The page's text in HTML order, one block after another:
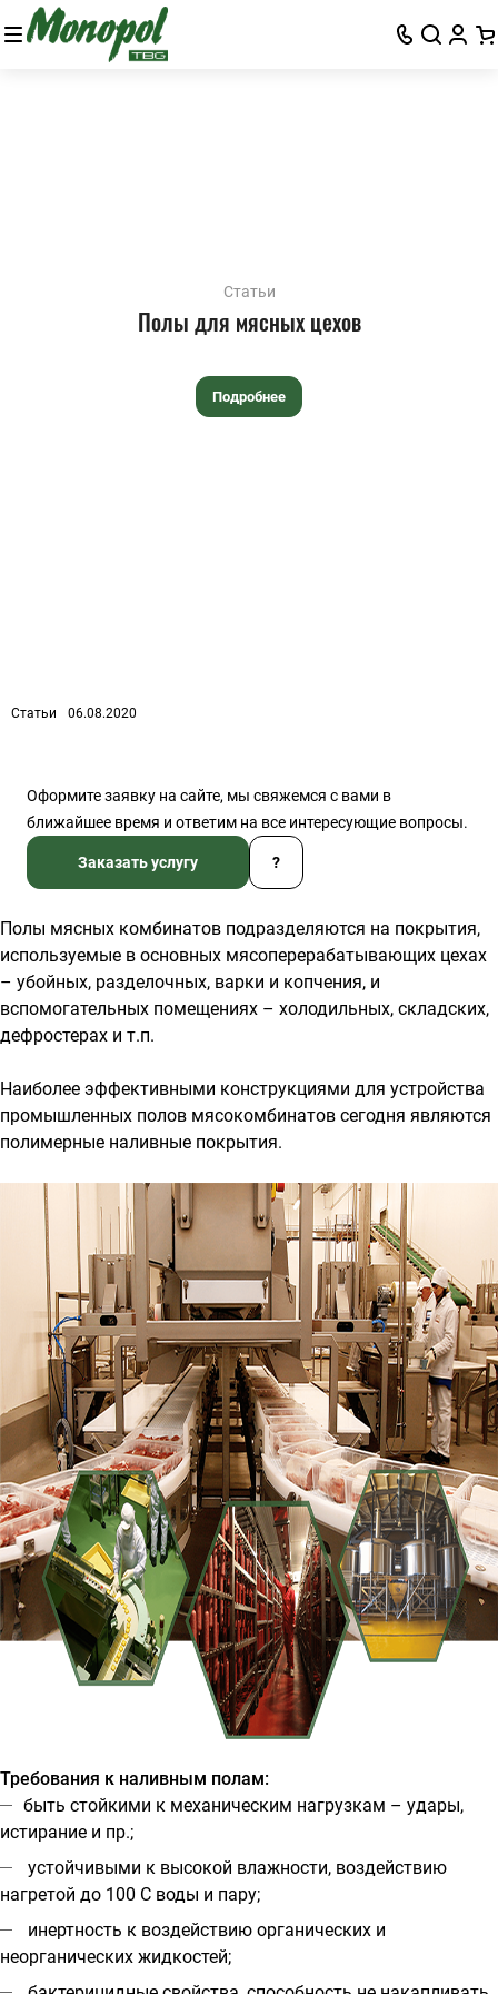
Статьи
Полы для мясных цехов
Подробнее
Статьи 06.08.2020
Оформите заявку на сайте, мы свяжемся с вами в
ближайшее время и ответим на все интересующие вопросы.
Заказать услугу ?
Полы мясных комбинатов подразделяются на покрытия,
используемые в основных мясоперерабатывающих цехах
– убойных, разделочных, варки и копчения, и
вспомогательных помещениях – холодильных, складских,
дефростерах и т.п.
Наиболее эффективными конструкциями для устройства
промышленных полов мясокомбинатов сегодня являются
полимерные наливные покрытия.
Требования к наливным полам:
быть стойкими к механическим нагрузкам – удары,
истирание и пр.;
устойчивыми к высокой влажности, воздействию
нагретой до 100 C воды и пару;
инертность к воздействию органических и
неорганических жидкостей;